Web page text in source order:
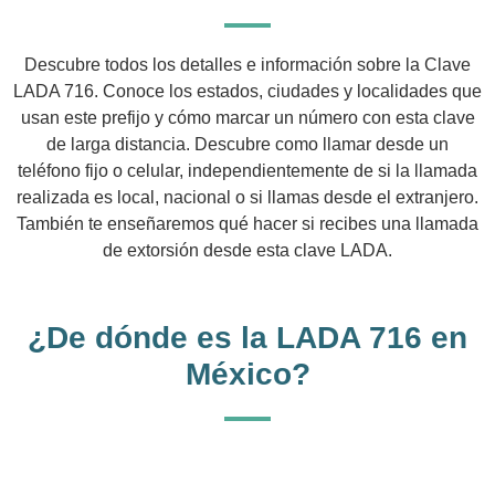
Descubre todos los detalles e información sobre la Clave
LADA 716. Conoce los estados, ciudades y localidades que
usan este prefijo y cómo marcar un número con esta clave
de larga distancia. Descubre como llamar desde un
teléfono fijo o celular, independientemente de si la llamada
realizada es local, nacional o si llamas desde el extranjero.
También te enseñaremos qué hacer si recibes una llamada
de extorsión desde esta clave LADA.
¿De dónde es la LADA 716 en
México?